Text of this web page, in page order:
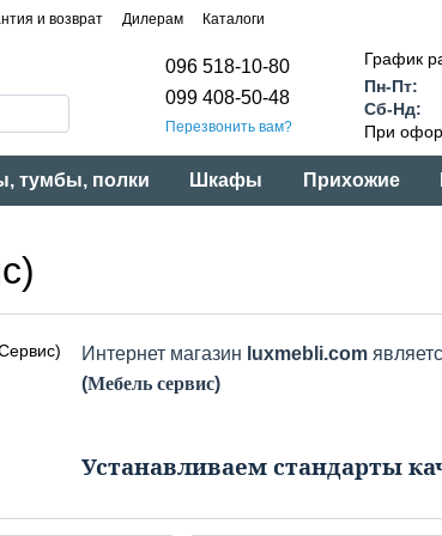
и возврат Дилерам Каталоги
096 518-10-80
099 408-50-48
Перезвонить вам?
График
Пн-Пт:
Сб-Нд:
При
тумбы, полки Шкафы Прихожие
Интернет магазин luxmebli.com
(Мебель сервис)
Устанавливаем стандарты
В апреле 1998 года в селе Гоголев